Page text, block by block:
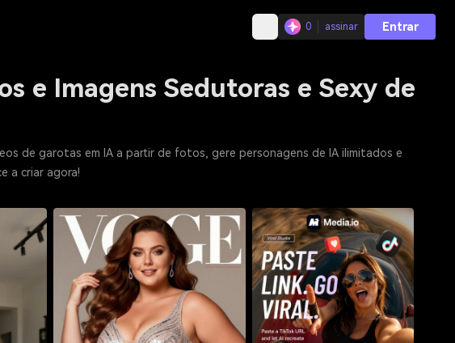
0 assinar Entrar
e Imagens Sedutoras e Sexy de
de garotas em IA a partir de fotos, gere personagens de IA ilimitados e
a criar agora!